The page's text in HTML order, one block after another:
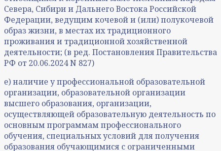
Севера, Сибири и Дальнего Востока Российской
Федерации, ведущим кочевой и (или) полукочевой
образ жизни, в местах их традиционного
проживания и традиционной хозяйственной
деятельности; (в ред. Постановления Правительства
РФ от 20.06.2024 N 827)
е) наличие у профессиональной образовательной
организации, образовательной организации
высшего образования, организации,
осуществляющей образовательную деятельность по
основным программам профессионального
обучения, специальных условий для получения
образования обучающимися с ограниченными